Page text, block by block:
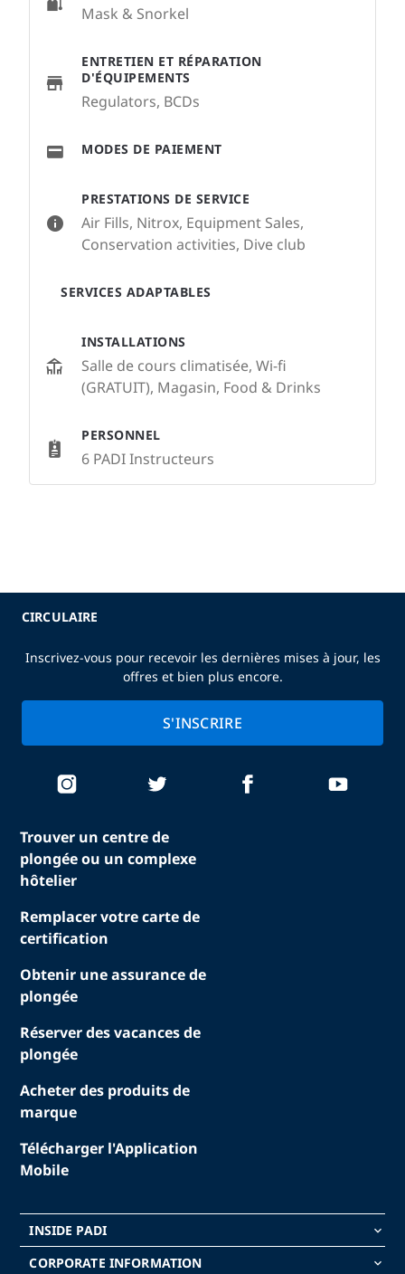
PRESTATIONS DE SERVICE
Air Fills, Nitrox, Equipment Sales,
Conservation activities, Dive club
SERVICES ADAPTABLES
INSTALLATIONS
Salle de cours climatisée, Wi-fi
(GRATUIT), Magasin, Food & Drinks
PERSONNEL
6 PADI Instructeurs
Mask & Snorkel
ENTRETIEN ET RÉPARATION
D'ÉQUIPEMENTS
Regulators, BCDs
MODES DE PAIEMENT
Trouver un centre de
plongée ou un complexe
hôtelier
Remplacer votre carte de
certification
Obtenir une assurance de
plongée
Réserver des vacances de
plongée
Acheter des produits de
marque
Télécharger l'Application
Mobile
INSIDE PADI keyboard_arrow_down
CORPORATE INFORMATION keyboard_arrow_down
CIRCULAIRE
Inscrivez-vous pour recevoir les dernières mises à jour, les
offres et bien plus encore.
S'INSCRIRE